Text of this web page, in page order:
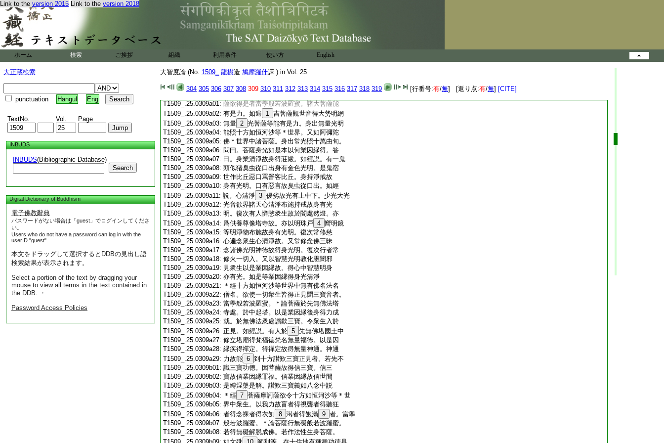
Link to the version 2015 Link to the version 2018
ホーム 検索 ご挨拶 組織 利用条件 使い方 English
大正蔵検索
punctuation Hangul Eng
TextNo. Vol. Page
INBUDS
INBUDS(Bibliographic Database)
Search
Digital Dictionary of Buddhism
電子佛教辭典
パスワードがない場合は「guest」でログインしてくださ
い。
Users who do not have a password can log in with the
userID "guest".
本文をドラッグして選択するとDDBの見出し語
検索結果が表示されます。
Select a portion of the text by dragging your
mouse to view all terms in the text contained in
the DDB. ・
Password Access Policies
大智度論 (No. 1509_ 龍樹造 鳩摩羅什譯 ) in Vol. 25
304 305 306 307 308 309 310 311 312 313 314 315 316 317 318 319 [行番号:有/無] [返り点:有/無] [CITE]
T1509_.25.0308c19:以是故言欲得是者當學般若波羅蜜
T1509_.25.0308c20:＊ 經十方如恒河沙等諸＊世界中間闇處日月
T1509_.25.0308c21:所不照。欲持光明普照 28 者。當學般若波羅蜜」
T1509_.25.0308c22:
論 菩薩從兜率天上欲降神母胎。爾時身
放光明遍照一切＊世界及世間幽冥之處。次
後生時光明遍照亦復如是。初成道時轉法
T1509_.25.0308c25:輪時般涅槃時放大光明皆亦如是。及於
T1509_.25.0308c26: 餘時現大神通放大光明。如欲説般若波
T1509_.25.0308c27:羅蜜時。現大神通以大光明遍照世間幽
T1509_.25.0308c28: 冥之處。如是比處處經中説神通光明。問
T1509_.25.0309a01: 薩欲得是者當學般若波羅蜜。諸大菩薩能
T1509_.25.0309a02: 有是力。如遍 1 吉菩薩觀世音得大勢明網
T1509_.25.0309a03: 無量 2 光菩薩等能有是力。身出無量光明
T1509_.25.0309a04: 能照十方如恒河沙等＊世界。又如阿彌陀
T1509_.25.0309a05: 佛＊世界中諸菩薩。身出常光照十萬由旬。
T1509_.25.0309a06: 問曰。菩薩身光如是本以何業因縁得。答
T1509_.25.0309a07: 曰。身業清淨故身得莊嚴。如經説。有一鬼
T1509_.25.0309a08: 頭似猪臭虫從口出身有金色光明。是鬼宿
T1509_.25.0309a09: 世作比丘惡口罵詈客比丘。身持淨戒故
T1509_.25.0309a10: 身有光明。口有惡言故臭虫從口出。如經
T1509_.25.0309a11: 説。心清淨 3 優劣故光有上中下。少光大光
T1509_.25.0309a12: 光音欲界諸天心清淨布施持戒故身有光
T1509_.25.0309a13: 明。復次有人憐愍衆生故於闇處然燈。亦
T1509_.25.0309a14: 爲供養尊像塔寺故。亦以明珠戸 4 嚮明鏡
T1509_.25.0309a15: 等明淨物布施故身有光明。復次常修慈
T1509_.25.0309a16: 心遍念衆生心清淨故。又常修念佛三昧
T1509_.25.0309a17: 念諸佛光明神徳故得身光明。復次行者常
T1509_.25.0309a18: 修火一切入。又以智慧光明教化愚闇邪
T1509_.25.0309a19: 見衆生以是業因縁故。得心中智慧明身
T1509_.25.0309a20: 亦有光。如是等業因縁得身光清淨
T1509_.25.0309a21: ＊ 經十方如恒河沙等世界中無有佛名法名
T1509_.25.0309a22: 僧名。欲使一切衆生皆得正見聞三寶音者。
T1509_.25.0309a23: 當學般若波羅蜜。＊ 論菩薩於先無佛法塔
T1509_.25.0309a24: 寺處。於中起塔。以是業因縁後身得力成
T1509_.25.0309a25: 就。於無佛法衆處讃歎三寶。令衆生入於
T1509_.25.0309a26: 正見。如經説。有人於 5 先無佛塔國土中
T1509_.25.0309a27: 修立塔廟得梵福徳梵名無量福徳。以是因
T1509_.25.0309a28: 縁疾得禪定。得禪定故得無量神通。神通
T1509_.25.0309a29: 力故能 6 到十方讃歎三寶正見者。若先不
T1509_.25.0309b01: 識三寶功徳。因菩薩故得信三寶。信三
T1509_.25.0309b02: 寶故信業因縁罪福。信業因縁故信世間
T1509_.25.0309b03: 是縛涅槃是解。讃歎三寶義如八念中説
T1509_.25.0309b04: ＊ 經 7 菩薩摩訶薩欲令十方如恒河沙等＊世
T1509_.25.0309b05: 界中衆生。以我力故盲者得視聾者得聽狂
T1509_.25.0309b06: 者得念裸者得衣飢 8 渇者得飽滿 9 者。當學
T1509_.25.0309b07: 般若波羅蜜。＊ 論菩薩行無礙般若波羅蜜。
T1509_.25.0309b08: 若得無礙解脱成佛。若作法性生身菩薩。